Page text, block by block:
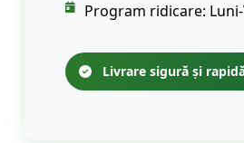
Program ridicare:
Livrare sigură și